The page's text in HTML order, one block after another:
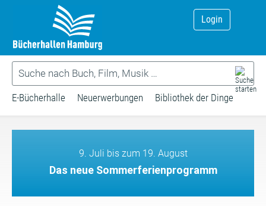
Login
E-Bücherhalle Neuerwerbungen Bibliothek der Dinge
9. Juli bis zum 19. August
Das neue Sommerferienprogramm